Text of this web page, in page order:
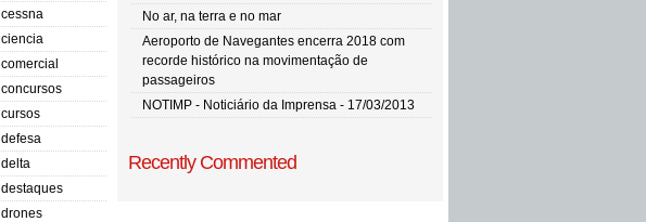
cessna
ciencia
comercial
concursos
cursos
defesa
delta
destaques
drones
No ar, na terra e no mar
Aeroporto de Navegantes encerra 2018 com
recorde histórico na movimentação de
passageiros
NOTIMP - Noticiário da Imprensa - 17/03/2013
Recently Commented